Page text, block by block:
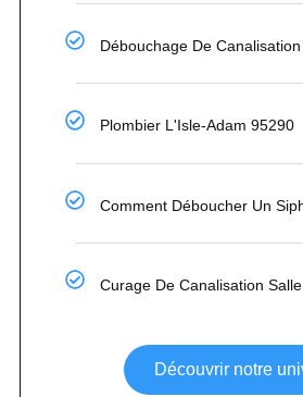
Débouchage De
Plombier L'Isle-Adam 95290
Comment Déboucher Un
Curage De Canalisation
Découvrir notre